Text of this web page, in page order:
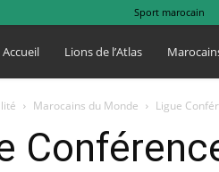
Sport marocain
Accueil Lions de l’Atlas
Marocains du Monde Ligue